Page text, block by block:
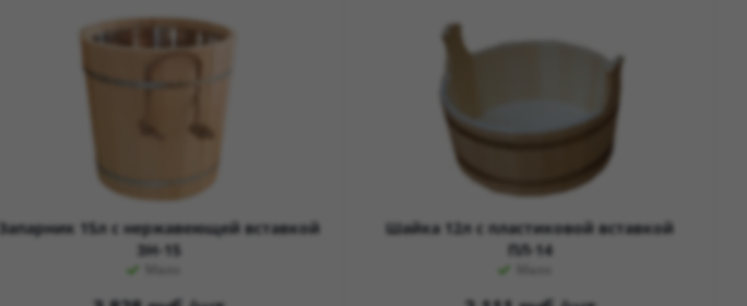
Запарник 15л с нержавеющей вставкой
ЗН-15
Шайка 12л с пластиковой вставкой
ПЛ-14